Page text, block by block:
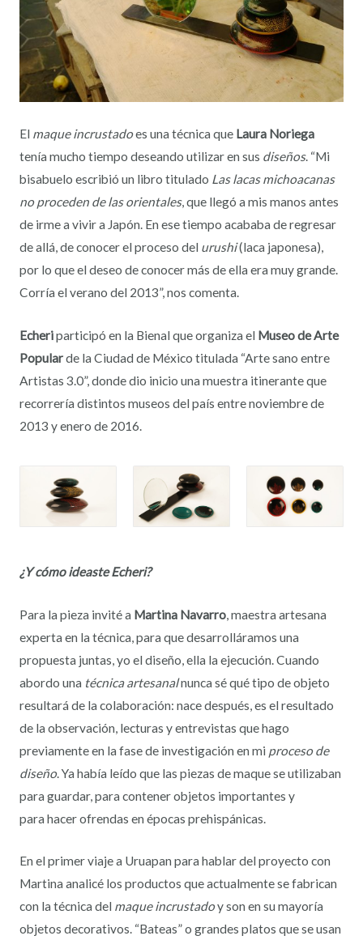
El maque incrustadoes una técnica que Laura Noriega
tenía mucho tiempo deseando utilizar en sus diseños. “Mi
bisabuelo escribió un libro titulado Las lacas michoacanas
no proceden de las orientales, que llegó a mis manos antes
de irme a vivir a Japón. En ese tiempo acababa de regresar
de allá, de conocer el proceso del urushi(laca japonesa),
por lo que el deseo de conocer más de ella era muy grande.
Corría el verano del 2013”, nos comenta.
Echeriparticipó en la Bienal que organiza el Museo de Arte
Popularde la Ciudad de México titulada “Arte sano entre
Artistas 3.0”, donde dio inicio una muestra itinerante que
recorrería distintos museos del país entre noviembre de
2013 y enero de 2016.
¿Y cómo ideaste Echeri?
Para la pieza invité a Martina Navarro, maestra artesana
experta en la técnica, para que desarrolláramos una
propuesta juntas, yo el diseño, ella la ejecución. Cuando
abordo una técnica artesanalnunca sé qué tipo de objeto
resultará de la colaboración: nace después, es el resultado
de la observación, lecturas y entrevistas que hago
previamente en la fase de investigación en mi proceso de
diseño. Ya había leído que las piezas de maque se utilizaban
para guardar, para contener objetos importantes y
para hacer ofrendas en épocas prehispánicas.
En el primer viaje a Uruapan para hablar del proyecto con
Martina analicé los productos que actualmente se fabrican
con la técnica del maque incrustadoy son en su mayoría
objetos decorativos. “Bateas” o grandes platos que se usan